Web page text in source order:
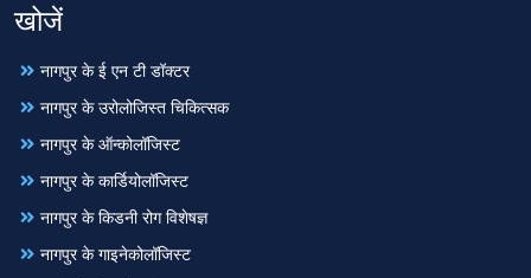
खोजें
नागपुर के ई एन टी डॉक्टर
नागपुर के उरोलोजिस्त चिकित्सक
नागपुर के ऑन्कोलॉजिस्ट
नागपुर के कार्डियोलॉजिस्ट
नागपुर के किडनी रोग विशेषज्ञ
नागपुर के गाइनेकोलॉजिस्ट